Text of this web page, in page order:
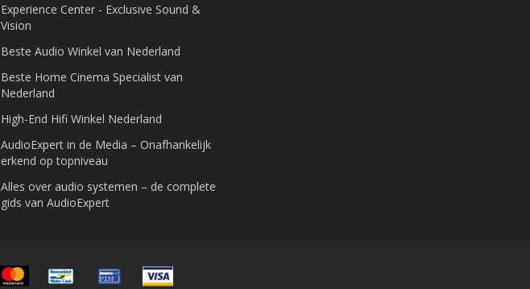
Experience Center - Exclusive Sound &
Vision
Beste Audio Winkel van Nederland
Beste Home Cinema Specialist van
Nederland
High-End Hifi Winkel Nederland
AudioExpert in de Media – Onafhankelijk
erkend op topniveau
Alles over audio systemen – de complete
gids van AudioExpert